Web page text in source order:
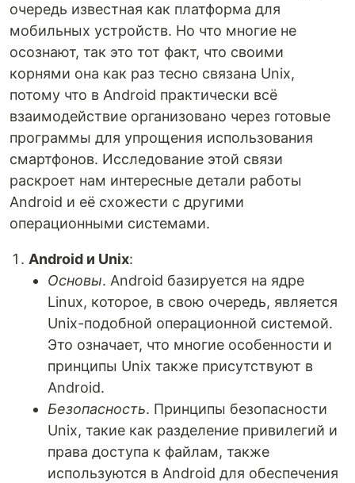
очередь известная как платформа для
мобильных устройств. Но что многие не
осознают, так это тот факт, что своими
корнями она как раз тесно связана Unix,
потому что в Android практически всё
взаимодействие организовано через готовые
программы для упрощения использования
смартфонов. Исследование этой связи
раскроет нам интересные детали работы
Android и её схожести с другими
операционными системами.
Android и Unix:
Основы. Android базируется на ядре
Linux, которое, в свою очередь, является
Unix-подобной операционной системой.
Это означает, что многие особенности и
принципы Unix также присутствуют в
Android.
Безопасность. Принципы безопасности
Unix, такие как разделение привилегий и
права доступа к файлам, также
используются в Android для обеспечения